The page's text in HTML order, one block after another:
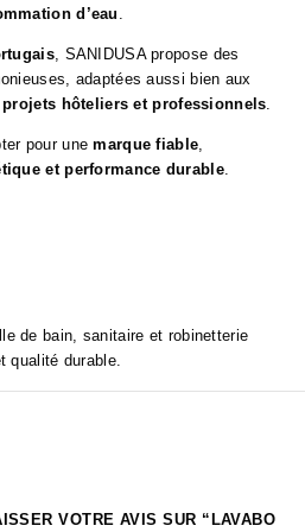
d’eau .
, SANIDUSA propose des
adaptées aussi bien aux
projets hôteliers et professionnels.
pour unemarque fiable,
et performance durable.
de bain, sanitaire et robinetterie
qualité durable.
VOTRE AVIS SUR “LAVABO